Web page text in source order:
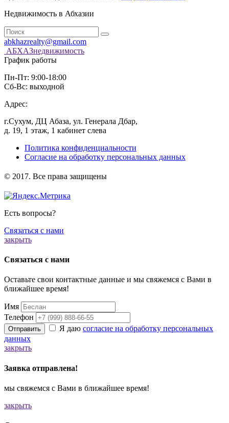
Недвижимость в Абхазии
abkhazrealty@gmail.com
АБХАЗнедвижимость
График работы
Пн-Пт: 9:00-18:00
Сб-Вс: выходной
Адрес:
г.Сухум, ДЦ Абаза, ул. Генерала Дбар,
д. 19, 1 этаж, 1 кабинет слева
Политика конфиденциальности
Согласие на обработку персональных данных
️© 2017. Все права защищены
Есть вопросы?
Связаться с нами
закрыть
Связаться с нами
Оставьте свои контактные данные и мы свяжемся с Вами в
ближайшее время!
Имя
Телефон
Отправить Я даю согласие на обработку персональных
данных
закрыть
Заявка отправлена!
мы свяжемся с Вами в ближайшее время!
закрыть